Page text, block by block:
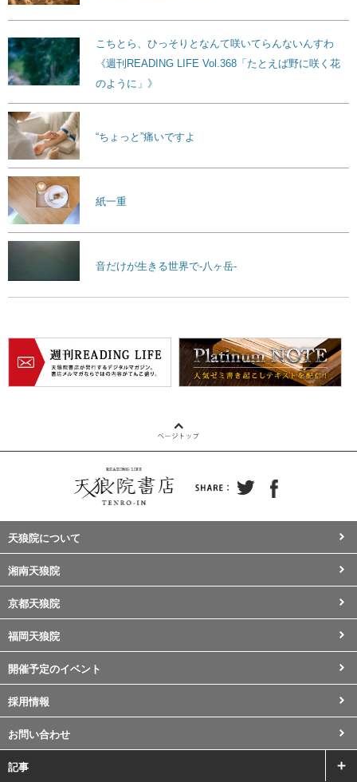
こちとら、ひっそりとなんて咲いてらんないんすわ
《週刊READING LIFE Vol.368「たとえば野に咲く花
のように」》
“ちょっと”痛いですよ
紙一重
音だけが生きる世界で-八ヶ岳-
天狼院について
湘南天狼院
京都天狼院
福岡天狼院
開催予定のイベント
採用情報
お問い合わせ
記事